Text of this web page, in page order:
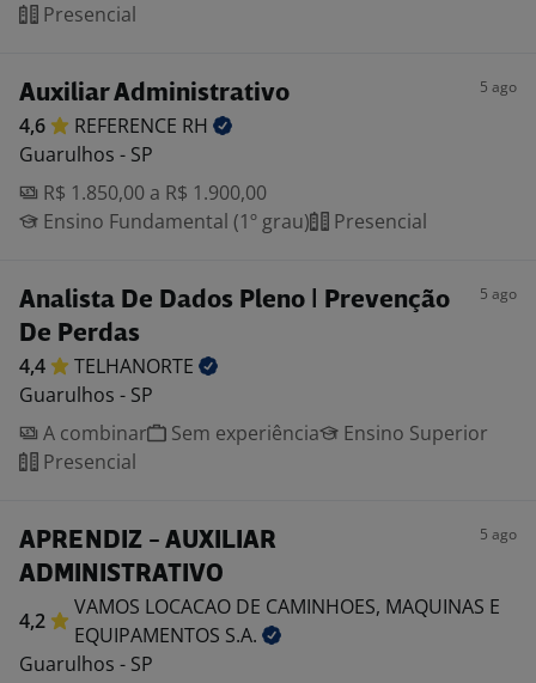
Presencial
Auxiliar Administrativo 5 ago
4,6 REFERENCE RH
Guarulhos - SP
R$ 1.850,00 a R$ 1.900,00
Ensino Fundamental (1º grau)
Presencial
Analista De Dados Pleno | Prevenção
De Perdas
5 ago
4,4
TELHANORTE
Guarulhos - SP
A combinar
Sem experiência
Ensino Superior
Presencial
APRENDIZ - AUXILIAR
ADMINISTRATIVO
5 ago
4,2
VAMOS LOCACAO DE CAMINHOES, MAQUINAS E
EQUIPAMENTOS S.A.
Guarulhos - SP